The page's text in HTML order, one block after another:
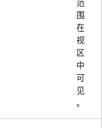
围
在
视
区
中
可
见
。